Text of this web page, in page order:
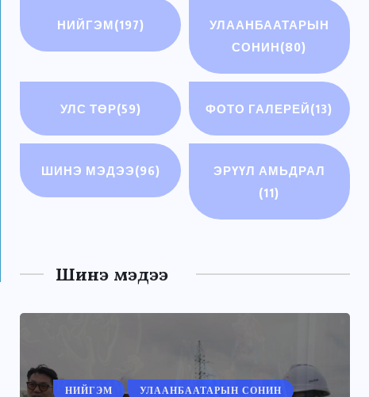
НИЙГЭМ(197)
УЛААНБААТАРЫН
СОНИН(80)
УЛС ТӨР(59) ФОТО ГАЛЕРЕЙ(13)
ШИНЭ МЭДЭЭ(96)
ЭРҮҮЛ АМЬДРАЛ
(11)
Шинэ мэдээ
НИЙГЭМ УЛААНБААТАРЫН СОНИН